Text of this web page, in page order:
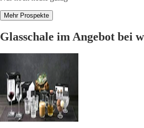
Mehr Prospekte
Glasschale im Angebot bei